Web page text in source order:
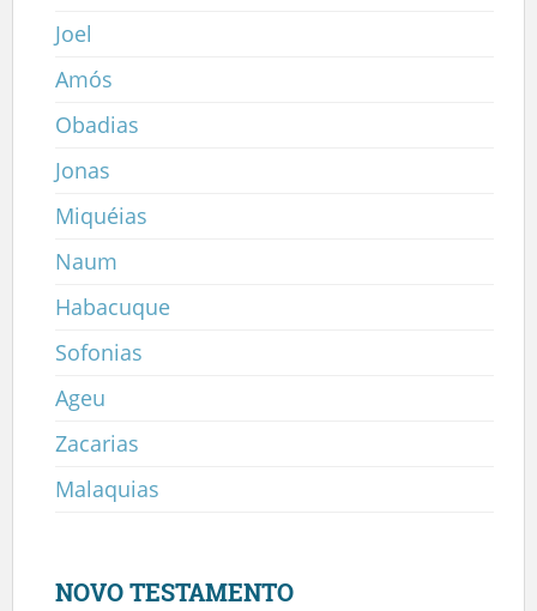
Joel
Amós
Obadias
Jonas
Miquéias
Naum
Habacuque
Sofonias
Ageu
Zacarias
Malaquias
NOVO TESTAMENTO